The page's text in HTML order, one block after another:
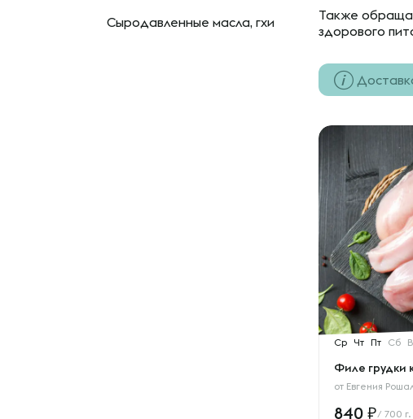
Сыродавленные масла, гхи
Также
здорового
Ср Чт Пт Сб
Филе грудки
от Евгения
840 / 700 г.